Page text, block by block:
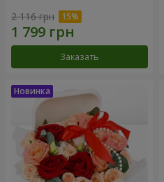
2 116 грн
Заказать